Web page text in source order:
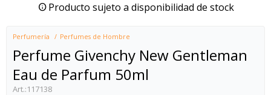
Producto sujeto a disponibilidad de stock
Perfumería Perfumes de Hombre
Perfume Givenchy New Gentleman
Eau de Parfum 50ml
117138